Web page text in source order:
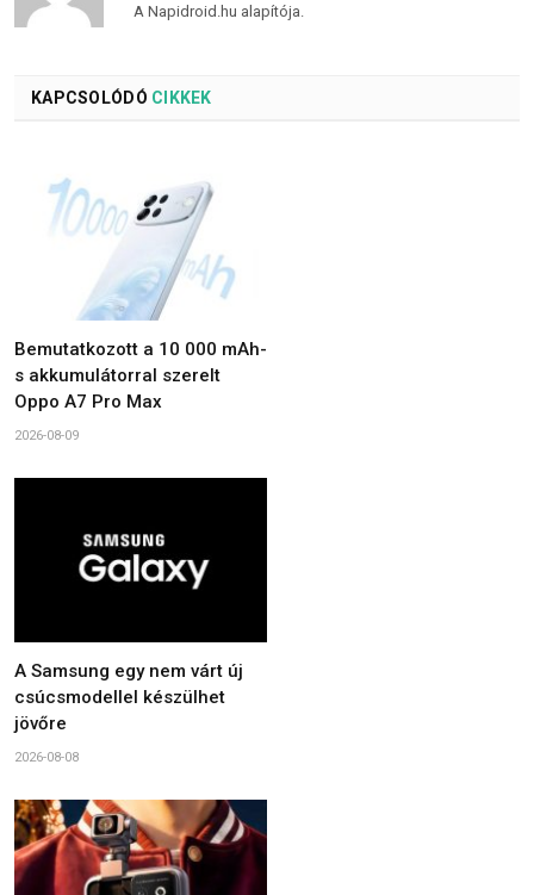
A Napidroid.hu alapítója.
KAPCSOLÓDÓ CIKKEK
Bemutatkozott a 10 000 mAh-
s akkumulátorral szerelt
Oppo A7 Pro Max
2026-08-09
A Samsung egy nem várt új
csúcsmodellel készülhet
jövőre
2026-08-08